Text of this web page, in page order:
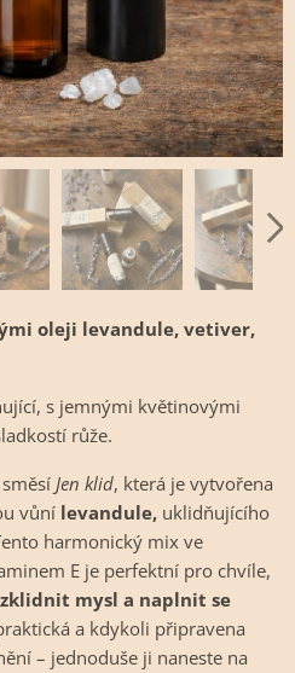
oleji levandule, vetiver,
s jemnými květinovými
růže.
Jen klid, která je vytvořena
vůní levandule, uklidňujícího
harmonický mix ve
E je perfektní pro chvíle,
mysl a naplnit se
a kdykoli připravena
– jednoduše ji naneste na